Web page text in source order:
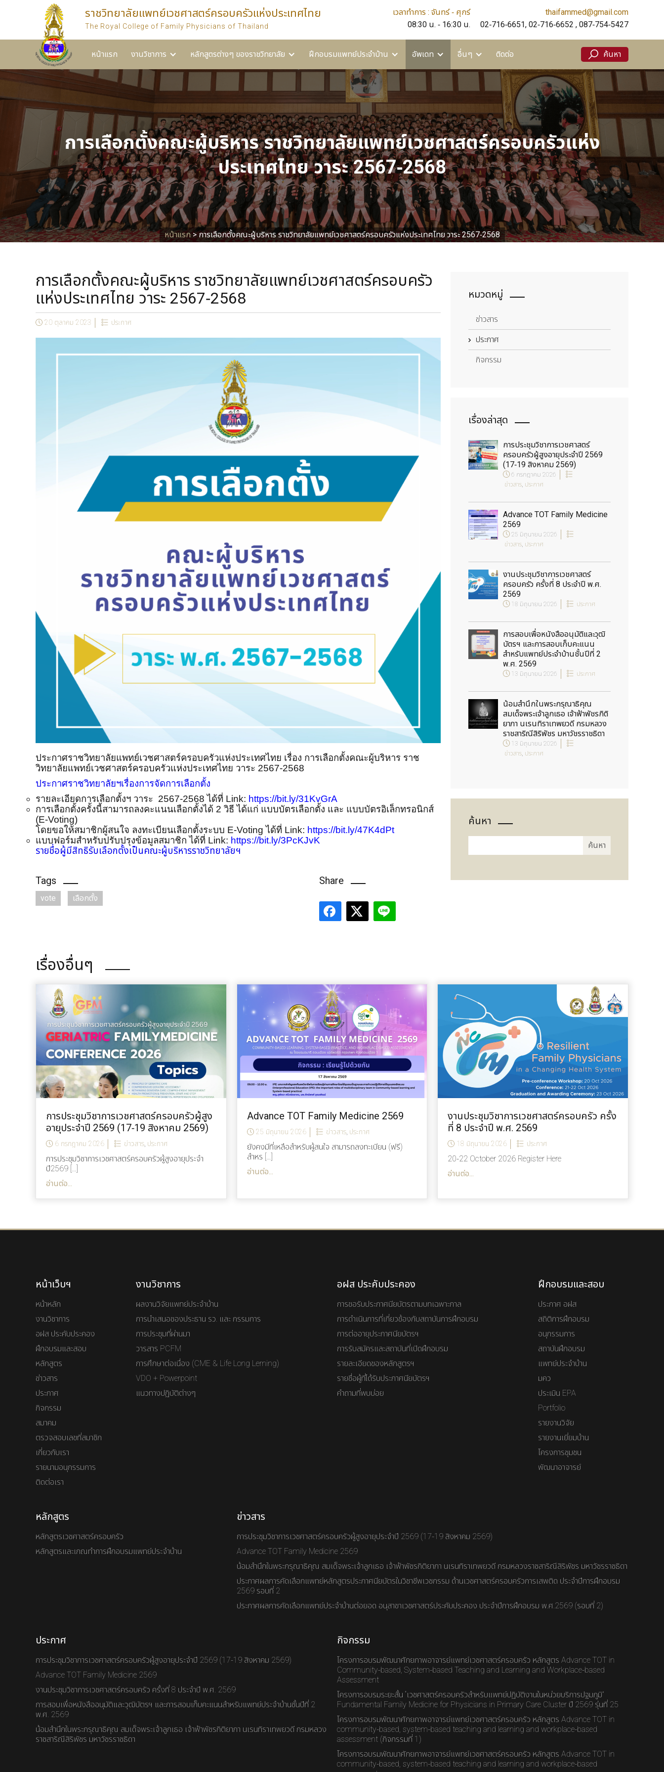
ราชวิทยาลัยแพทย์เวชศาสตร์ครอบครัวแห่งประเทศไทย
The Royal College of Family Physicians of Thailand
เวลาทำการ : จันทร์ - ศุกร์
08:30 น. - 16:30 น.
thaifammed@gmail.com
02-716-6651, 02-716-6652 , 087-754-5427
หน้าแรก งานวิชาการ หลักสูตรต่างๆ ของราชวิทยาลัย ฝึกอบรมแพทย์ประจำบ้าน อัพเดท อื่นๆ ติดต่อ ค้นหา
หน้าแรก งานวิชาการ หลักสูตรต่างๆ ของราชวิทยาลัย ฝึกอบรมแพทย์ประจำบ้าน อื่นๆ ติดต่อ ค้นหา
การเลือกตั้งคณะผู้บริหาร ราชวิทยาลัยแพทย์เวชศาสตร์ครอบครัวแห่ง
ประเทศไทย วาระ 2567-2568
หน้าแรก>การเลือกตั้งคณะผู้บริหาร ราชวิทยาลัยแพทย์เวชศาสตร์ครอบครัวแห่งประเทศไทย วาระ 2567-2568
การเลือกตั้งคณะผู้บริหาร ราชวิทยาลัยแพทย์เวชศาสตร์ครอบครัว
แห่งประเทศไทย วาระ 2567-2568
20 ตุลาคม 2023 ประกาศ
ประกาศราชวิทยาลัยแพทย์เวชศาสตร์ครอบครัวแห่งประเทศไทย เรื่อง การเลือกตั้งคณะผู้บริหาร ราช
วิทยาลัยแพทย์เวชศาสตร์ครอบครัวแห่งประเทศไทย วาระ 2567-2568
ประกาศราชวิทยาลัยฯเรื่องการจัดการเลือกตั้ง
รายละเอียดการเลือกตั้งฯ วาระ 2567-2568 ได้ที่ Link: https://bit.ly/31KvGrA
การเลือกตั้งครั้งนี้สามารถลงคะแนนเลือกตั้งได้ 2 วิธี ได้แก่ แบบบัตรเลือกตั้ง และ แบบบัตรอิเล็กทรอนิกส์
(E-Voting)
โดยขอให้สมาชิกผู้สนใจ ลงทะเบียนเลือกตั้งระบบ E-Voting ได้ที่ Link: https://bit.ly/47K4dPt
แบบฟอร์มสำหรับปรับปรุงข้อมูลสมาชิก ได้ที่ Link: https://bit.ly/3PcKJvK
รายชื่อผู้มีสิทธิรับเลือกตั้งเป็นคณะผู้บริหารราชวิทยาลัยฯ
Tags
vote เลือกตั้ง
Share
หมวดหมู่
ข่าวสาร
ประกาศ
กิจกรรม
เรื่องล่าสุด
การประชุมวิชาการเวชศาสตร์
ครอบครัวผู้สูงอายุประจำปี 2569
(17-19 สิงหาคม 2569)
6 กรกฎาคม 2026
ข่าวสาร, ประกาศ
Advance TOT Family Medicine
2569
25 มิถุนายน 2026
ข่าวสาร, ประกาศ
งานประชุมวิชาการเวชศาสตร์
ครอบครัว ครั้งที่ 8 ประจำปี พ.ศ.
2569
18 มิถุนายน 2026 ประกาศ
การสอบเพื่อหนังสืออนุมัติและวุฒิ
บัตรฯ และการสอบเก็บคะแนน
สำหรับแพทย์ประจำบ้านชั้นปีที่ 2
พ.ศ. 2569
13 มิถุนายน 2026 ประกาศ
น้อมสำนึกในพระกรุณาธิคุณ
สมเด็จพระเจ้าลูกเธอ เจ้าฟ้าพัชรกิติ
ยาภา นเรนทิราเทพยวดี กรมหลวง
ราชสาริณีสิริพัชร มหาวัชรราชธิดา
13 มิถุนายน 2026
ข่าวสาร, ประกาศ
ค้นหา
เรื่องอื่นๆ
การประชุมวิชาการเวชศาสตร์ครอบครัวผู้สูง
อายุประจำปี 2569 (17-19 สิงหาคม 2569)
6 กรกฎาคม 2026 ข่าวสาร, ประกาศ
การประชุมวิชาการเวชศาสตร์ครอบครัวผู้สูงอายุประจำ
ปี2569 […]
อ่านต่อ...
Advance TOT Family Medicine 2569
25 มิถุนายน 2026 ข่าวสาร, ประกาศ
ยังคงมีที่เหลือสำหรับผู้สนใจ สามารถลงทะเบียน (ฟรี)
สำหร […]
อ่านต่อ...
งานประชุมวิชาการเวชศาสตร์ครอบครัว ครั้ง
ที่ 8 ประจำปี พ.ศ. 2569
18 มิถุนายน 2026 ประกาศ
20-22 October 2026 Register Here
อ่านต่อ...
หน้าเว็บฯ
หน้าหลัก
งานวิชาการ
อฝส ประคับประคอง
ฝึกอบรมและสอบ
หลักสูตร
ข่าวสาร
ประกาศ
กิจกรรม
สมาคม
ตรวจสอบเลขที่สมาชิก
เกี่ยวกับเรา
รายนามอนุกรรมการ
ติดต่อเรา
งานวิชาการ
ผลงานวิจัยแพทย์ประจำบ้าน
การนำเสนอของประธาน รว. และ กรรมการ
การประชุมที่ผ่านมา
วารสาร PCFM
การศึกษาต่อเนื่อง (CME & Life Long Lerning)
VDO + Powerpoint
แนวทางปฏิบัติต่างๆ
อฝส ประคับประคอง
การขอรับประกาศนียบัตรตามบทเฉพาะกาล
การดำเนินการที่เกี่ยวข้องกับสถาบันการฝึกอบรม
การต่ออายุประกาศนียบัตรฯ
การรับสมัครและสถาบันที่เปิดฝึกอบรม
รายละเอียดของหลักสูตรฯ
รายชื่อผู้ที่ได้รับประกาศนียบัตรฯ
คำถามที่พบบ่อย
ฝึกอบรมและสอบ
ประกาศ อฝส
สถิติการฝึกอบรม
อนุกรรมการ
สถาบันฝึกอบรม
แพทย์ประจำบ้าน
มคว
ประเมิน EPA
Portfolio
รายงานวิจัย
รายงานเยี่ยมบ้าน
โครงการชุมชน
พัฒนาอาจารย์
หลักสูตร
หลักสูตรเวชศาสตร์ครอบครัว
หลักสูตรและเกณทำการฝึกอบรมแพทย์ประจำบ้าน
ข่าวสาร
การประชุมวิชาการเวชศาสตร์ครอบครัวผู้สูงอายุประจำปี 2569 (17-19 สิงหาคม 2569)
Advance TOT Family Medicine 2569
น้อมสำนึกในพระกรุณาธิคุณ สมเด็จพระเจ้าลูกเธอ เจ้าฟ้าพัชรกิติยาภา นเรนทิราเทพยวดี กรมหลวงราชสาริณีสิริพัชร มหาวัชรราชธิดา
ประกาศผลการคัดเลือกแพทย์หลักสูตรประกาศนียบัตรในวิชาชีพเวชกรรม ด้านเวชศาสตร์ครอบครัวการเสพติด ประจำปีการฝึกอบรม
2569 รอบที่ 2
ประกาศผลการคัดเลือกแพทย์ประจำบ้านต่อยอด อนุสาขาเวชศาสตร์ประคับประคอง ประจำปีการฝึกอบรม พ.ศ.2569 (รอบที่ 2)
ประกาศ
การประชุมวิชาการเวชศาสตร์ครอบครัวผู้สูงอายุประจำปี 2569 (17-19 สิงหาคม 2569)
Advance TOT Family Medicine 2569
งานประชุมวิชาการเวชศาสตร์ครอบครัว ครั้งที่ 8 ประจำปี พ.ศ. 2569
การสอบเพื่อหนังสืออนุมัติและวุฒิบัตรฯ และการสอบเก็บคะแนนสำหรับแพทย์ประจำบ้านชั้นปีที่ 2
พ.ศ. 2569
น้อมสำนึกในพระกรุณาธิคุณ สมเด็จพระเจ้าลูกเธอ เจ้าฟ้าพัชรกิติยาภา นเรนทิราเทพยวดี กรมหลวง
ราชสาริณีสิริพัชร มหาวัชรราชธิดา
กิจกรรม
โครงการอบรมพัฒนาศักยภาพอาจารย์แพทย์เวชศาสตร์ครอบครัว หลักสูตร Advance TOT in
Community-based, System-based Teaching and Learning and Workplace-based
Assessment
โครงการอบรมระยะสั้น “เวชศาสตร์ครอบครัวสำหรับแพทย์ปฏิบัติงานในหน่วยบริการปฐมภูมิ”
Fundamental Family Medicine for Physicians in Primary Care Cluster ปี 2569 รุ่นที่ 25
โครงการอบรมพัฒนาศักยภาพอาจารย์แพทย์เวชศาสตร์ครอบครัว หลักสูตร Advance TOT in
community-based, system-based teaching and learning and workplace-based
assessment (กิจกรรมที่ 1)
โครงการอบรมพัฒนาศักยภาพอาจารย์แพทย์เวชศาสตร์ครอบครัว หลักสูตร Advance TOT in
community-based, system-based teaching and learning and workplace-based